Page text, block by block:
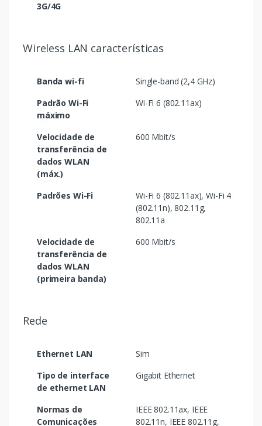
3G/4G
Wireless LAN características
Banda wi-fi
Single-band (2,4 GHz)
Padrão Wi-Fi
máximo
Wi-Fi 6 (802.11ax)
Velocidade de
transferência de
dados WLAN
(máx.)
600 Mbit/s
Padrões Wi-Fi
Wi-Fi 6 (802.11ax), Wi-Fi 4
(802.11n), 802.11g,
802.11a
Velocidade de
transferência de
dados WLAN
(primeira banda)
600 Mbit/s
Rede
Ethernet LAN
Sim
Tipo de interface
de ethernet LAN
Gigabit Ethernet
Normas de
Comunicações
IEEE 802.11ax, IEEE
802.11n, IEEE 802.11g,